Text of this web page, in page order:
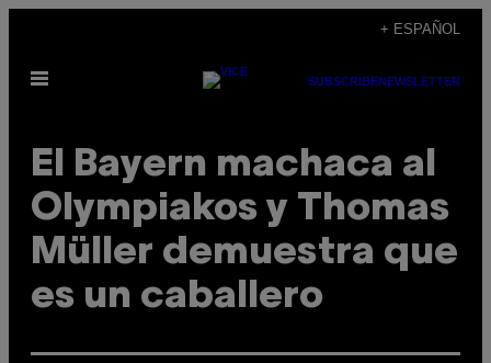
contenido
+ ESPAÑOL
Abrir
SUBSCRIBENEWSLETTER
El Bayern machaca al
Olympiakos y Thomas
Müller demuestra que
es un caballero